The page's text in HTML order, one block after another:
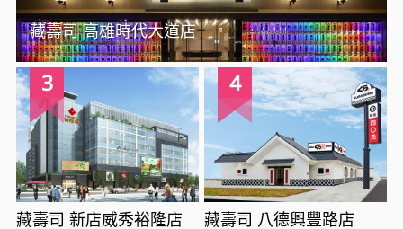
藏壽司 高雄時代大道店
3
藏壽司 新店威秀裕隆店
4
藏壽司 八德興豐路店